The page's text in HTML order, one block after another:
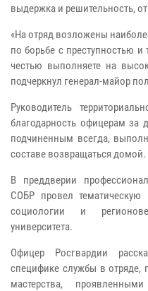
выдержка и решительность,
«На отряд возложены
по борьбе с преступностью
честью выполняете на
подчеркнул генерал-майор
Руководитель
благодарность офицерам за
подчиненным всегда,
составе возвращаться домой.
В преддверии
СОБР провел тематическую
социологии и
университета.
Офицер Росгвардии
специфике службы в отряде,
мастерства,